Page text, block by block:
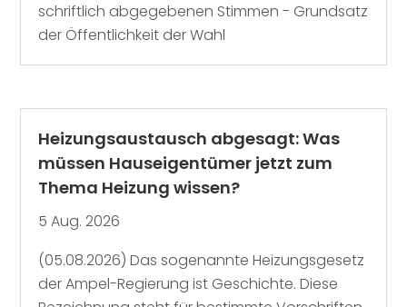
schriftlich abgegebenen Stimmen - Grundsatz
der Öffentlichkeit der Wahl
Heizungsaustausch abgesagt: Was
müssen Hauseigentümer jetzt zum
Thema Heizung wissen?
5 Aug. 2026
(05.08.2026) Das sogenannte Heizungsgesetz
der Ampel-Regierung ist Geschichte. Diese